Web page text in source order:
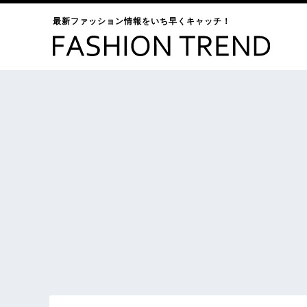
最新ファッション情報をいち早くキャッチ！